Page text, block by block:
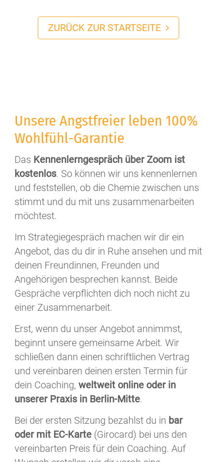
ZURÜCK ZUR STARTSEITE
Unsere Angstfreier leben 100%
Wohlfühl-Garantie
Das Kennenlerngespräch über Zoom ist
kostenlos. So können wir uns kennenlernen
und feststellen, ob die Chemie zwischen uns
stimmt und du mit uns zusammenarbeiten
möchtest.
Im Strategiegespräch machen wir dir ein
Angebot, das du dir in Ruhe ansehen und mit
deinen Freundinnen, Freunden und
Angehörigen besprechen kannst. Beide
Gespräche verpflichten dich noch nicht zu
einer Zusammenarbeit.
Erst, wenn du unser Angebot annimmst,
beginnt unsere gemeinsame Arbeit. Wir
schließen dann einen schriftlichen Vertrag
und vereinbaren deinen ersten Termin für
dein Coaching, weltweit online oder in
unserer Praxis in Berlin-Mitte.
Bei der ersten Sitzung bezahlst du in bar
oder mit EC-Karte (Girocard) bei uns den
vereinbarten Preis für dein Coaching. Auf